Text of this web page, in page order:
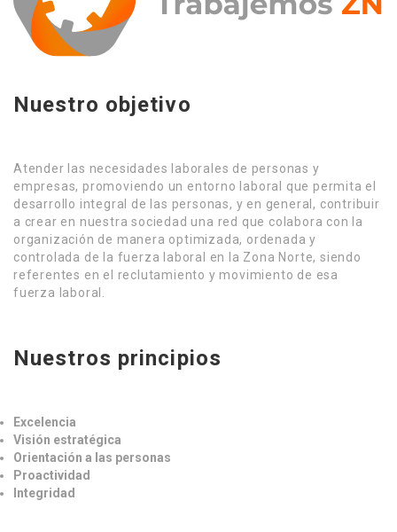
Nuestro objetivo
Atender las necesidades laborales de personas y
empresas, promoviendo un entorno laboral que permita el
desarrollo integral de las personas, y en general, contribuir
a crear en nuestra sociedad una red que colabora con la
organización de manera optimizada, ordenada y
controlada de la fuerza laboral en la Zona Norte, siendo
referentes en el reclutamiento y movimiento de esa
fuerza laboral.
Nuestros principios
Excelencia
Visión estratégica
Orientación a las personas
Proactividad
Integridad